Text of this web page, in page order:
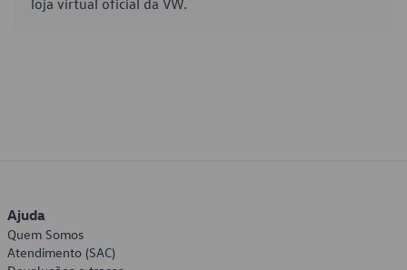
loja virtual oficial da VW.
Ajuda
Quem Somos
Atendimento (SAC)